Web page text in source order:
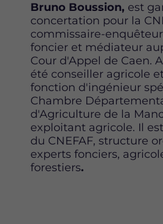
Bruno Boussion, est
concertation pour la
commissaire-
foncier et médiateur
Cour d'Appel de Caen.
été conseiller agricole
fonction d'ingénieur
Chambre
d'Agriculture de la
exploitant agricole. Il
du CNEFAF, structure
experts fonciers,
forestiers.